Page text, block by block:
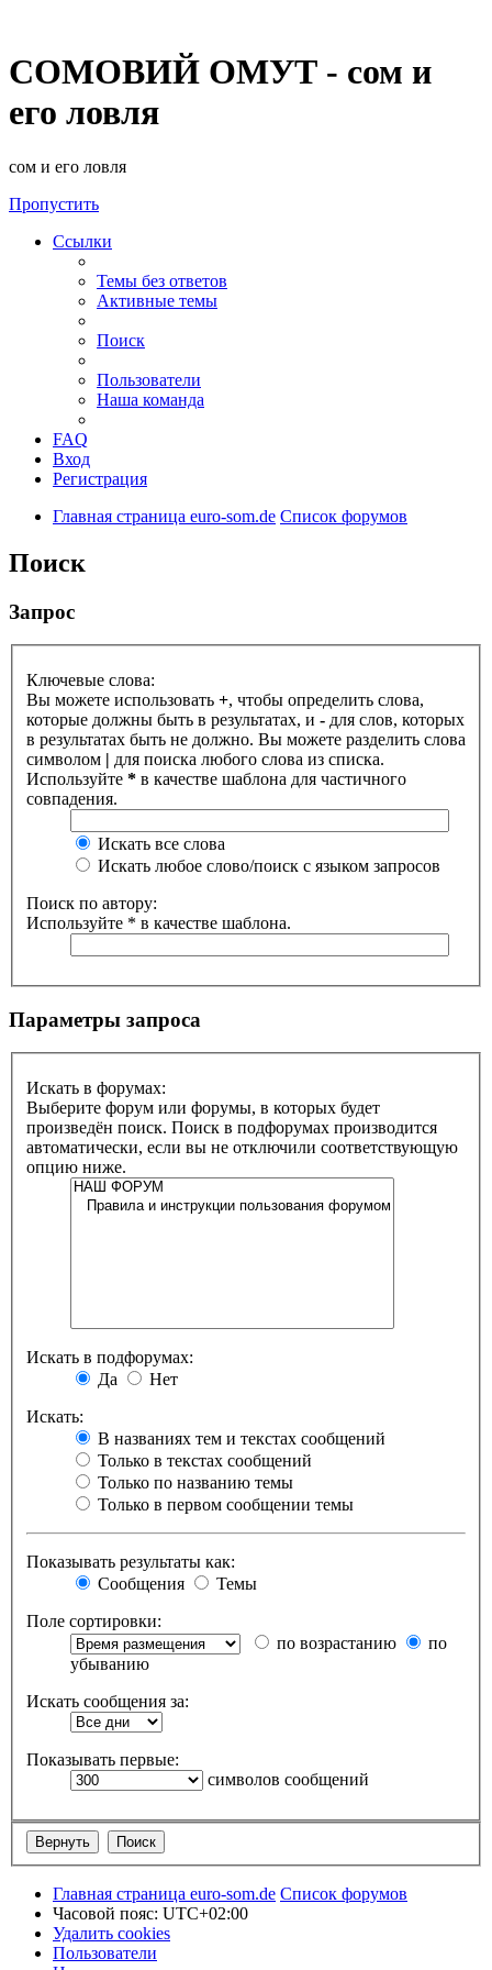
СОМОВИЙ ОМУТ - сом и
его ловля
сом и его ловля
Пропустить
Ссылки
Темы без ответов
Активные темы
Поиск
Пользователи
Наша команда
FAQ
Вход
Регистрация
Главная страница euro-som.de Список форумов
Поиск
Запрос
Ключевые слова:
Вы можете использовать +, чтобы определить слова,
которые должны быть в результатах, и - для слов, которых
в результатах быть не должно. Вы можете разделить слова
символом | для поиска любого слова из списка.
Используйте * в качестве шаблона для частичного
совпадения.
Искать все слова
Искать любое слово/поиск с языком запросов
Поиск по автору:
Используйте * в качестве шаблона.
Параметры запроса
Искать в форумах:
Выберите форум или форумы, в которых будет
произведён поиск. Поиск в подфорумах производится
автоматически, если вы не отключили соответствующую
опцию ниже.
Искать в подфорумах:
Да
Нет
Искать:
В названиях тем и текстах сообщений
Только в текстах сообщений
Только по названию темы
Только в первом сообщении темы
Показывать результаты как:
Сообщения
Темы
Поле сортировки:
по возрастанию
по
убыванию
Искать сообщения за:
Показывать первые:
символов сообщений
Главная страница euro-som.de Список форумов
Часовой пояс: UTC+02:00
Удалить cookies
Пользователи